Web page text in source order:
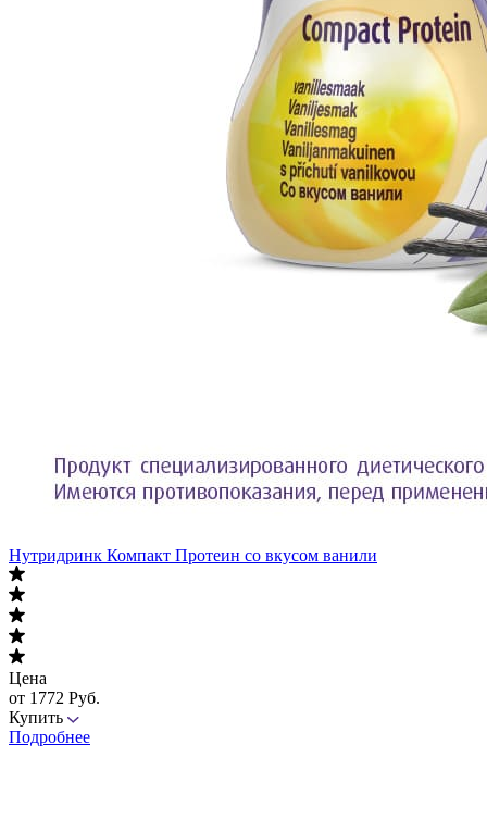
Нутридринк Компакт Протеин со вкусом ванили
Цена
от 1772 Руб.
Купить
Подробнее